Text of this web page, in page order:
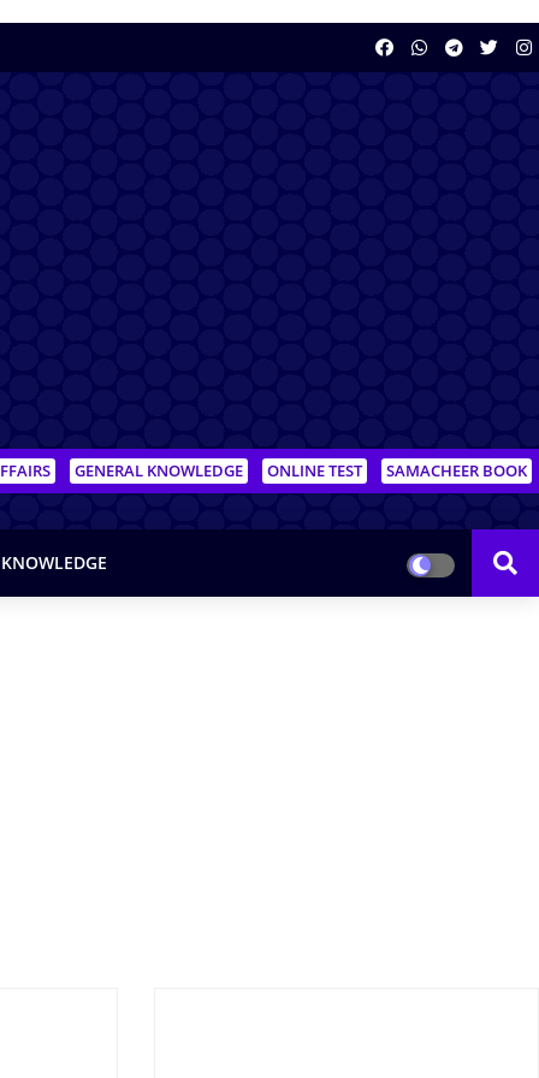
GENERAL KNOWLEDGE ONLINE TEST SAMACHEER BOOK